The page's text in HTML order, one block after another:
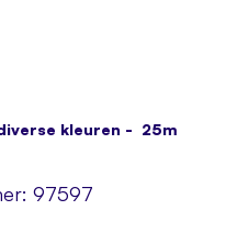
kleuren - 25m
97597